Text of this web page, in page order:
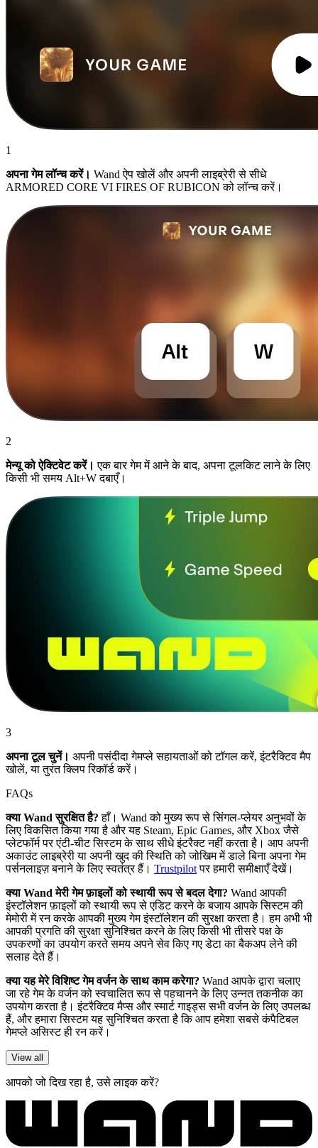
1
अपना गेम लॉन्च करें। Wand ऐप खोलें और अपनी लाइब्रेरी से सीधे
ARMORED CORE VI FIRES OF RUBICON को लॉन्च करें।
2
मेन्यू को ऐक्टिवेट करें। एक बार गेम में आने के बाद, अपना टूलकिट लाने के लिए
किसी भी समय Alt+W दबाएँ।
3
अपना टूल चुनें। अपनी पसंदीदा गेमप्ले सहायताओं को टॉगल करें, इंटरैक्टिव मैप
खोलें, या तुरंत क्लिप रिकॉर्ड करें।
FAQs
क्या Wand सुरक्षित है? हाँ। Wand को मुख्य रूप से सिंगल-प्लेयर अनुभवों के
लिए विकसित किया गया है और यह Steam, Epic Games, और Xbox जैसे
प्लेटफॉर्म पर एंटी-चीट सिस्टम के साथ सीधे इंटरैक्ट नहीं करता है। आप अपनी
अकाउंट लाइब्रेरी या अपनी खुद की स्थिति को जोखिम में डाले बिना अपना गेम
पर्सनलाइज़ बनाने के लिए स्वतंत्र हैं। Trustpilotपर हमारी समीक्षाएँ देखें।
क्या Wand मेरी गेम फ़ाइलों को स्थायी रूप से बदल देगा? Wand आपकी
इंस्टॉलेशन फ़ाइलों को स्थायी रूप से एडिट करने के बजाय आपके सिस्टम की
मेमोरी में रन करके आपकी मुख्य गेम इंस्टॉलेशन की सुरक्षा करता है। हम अभी भी
आपकी प्रगति की सुरक्षा सुनिश्चित करने के लिए किसी भी तीसरे पक्ष के
उपकरणों का उपयोग करते समय अपने सेव किए गए डेटा का बैकअप लेने की
सलाह देते हैं।
क्या यह मेरे विशिष्ट गेम वर्जन के साथ काम करेगा? Wand आपके द्वारा चलाए
जा रहे गेम के वर्जन को स्वचालित रूप से पहचानने के लिए उन्नत तकनीक का
उपयोग करता है। इंटरैक्टिव मैप्स और स्मार्ट गाइड्स सभी वर्जन के लिए उपलब्ध
हैं, और हमारा सिस्टम यह सुनिश्चित करता है कि आप हमेशा सबसे कंपैटिबल
गेमप्ले असिस्ट ही रन करें।
View all
आपको जो दिख रहा है, उसे लाइक करें?